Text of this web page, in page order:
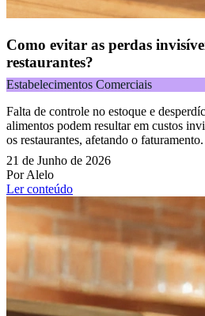
Como evitar as perdas
restaurantes?
Estabelecimentos Comerciais
Falta de controle no estoque e
alimentos podem resultar em custos
os restaurantes, afetando o faturamento.
21 de Junho de 2026
Por Alelo
Ler conteúdo